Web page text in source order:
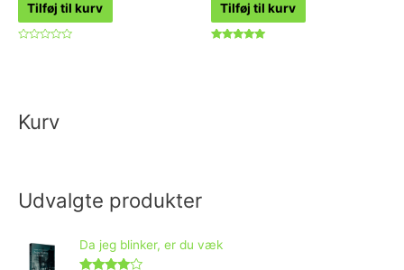
Tilføj til kurv Tilføj til kurv
Kurv
Udvalgte produkter
Da jeg blinker, er du væk